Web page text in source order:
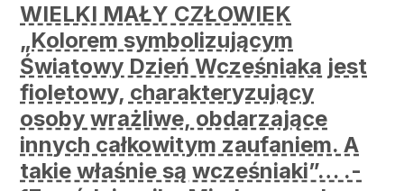
WIELKI MAŁY CZŁOWIEK
„Kolorem symbolizującym
Światowy Dzień Wcześniaka jest
fioletowy, charakteryzujący
osoby wrażliwe, obdarzające
innych całkowitym zaufaniem. A
takie właśnie są wcześniaki”… .-